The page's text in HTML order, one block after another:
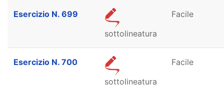
Esercizio N. 699
sottolineatura
Facile
Esercizio N. 700
sottolineatura
Facile